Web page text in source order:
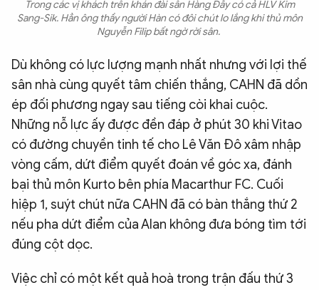
Trong các vị khách trên khán đài sân Hàng Đẫy có cả HLV Kim
Sang-Sik. Hẳn ông thầy người Hàn có đôi chút lo lắng khi thủ môn
Nguyễn Filip bất ngờ rời sân.
Dù không có lực lượng mạnh nhất nhưng với lợi thế
sân nhà cùng quyết tâm chiến thắng, CAHN đã dồn
ép đối phương ngay sau tiếng còi khai cuộc.
Những nỗ lực ấy được đền đáp ở phút 30 khi Vitao
có đường chuyền tinh tế cho Lê Văn Đô xâm nhập
vòng cấm, dứt điểm quyết đoán về góc xa, đánh
bại thủ môn Kurto bên phía Macarthur FC. Cuối
hiệp 1, suýt chút nữa CAHN đã có bàn thắng thứ 2
nếu pha dứt điểm của Alan không đưa bóng tìm tới
đúng cột dọc.
Việc chỉ có một kết quả hoà trong trận đấu thứ 3